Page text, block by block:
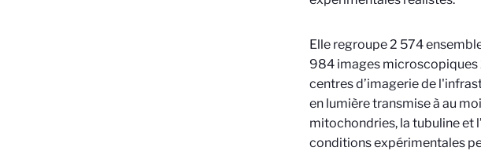
Elle regroupe 2 574
984 images microscopiques
centres d’imagerie de
en lumière transmise à au
mitochondries, la tubuline et
conditions expérimentales